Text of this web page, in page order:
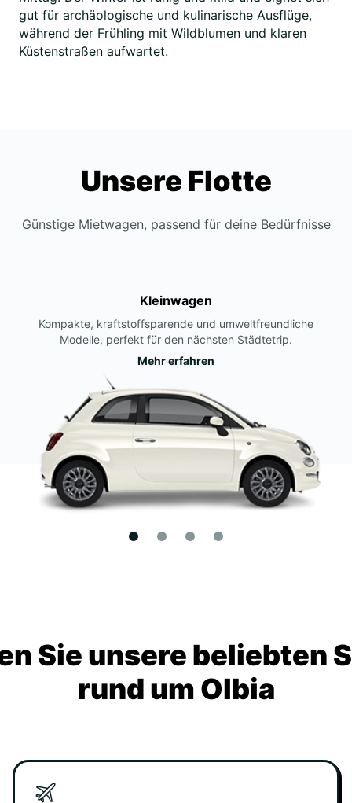
gut für archäologische und kulinarische Ausflüge,
während der Frühling mit Wildblumen und klaren
Küstenstraßen aufwartet.
Unsere Flotte
Günstige Mietwagen, passend für deine Bedürfnisse
Kleinwagen
Kompakte, kraftstoffsparende und umweltfreundliche
Modelle, perfekt für den nächsten Städtetrip.
Mehr erfahren
Sie unsere beliebten
rund um Olbia